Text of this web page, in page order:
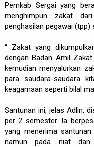
Pemkab Sergai yang
menghimpun zakat
penghasilan pegawai (tpp)
“ Zakat yang
dengan Badan Amil
kemudian menyalurkan
para saudara-saudara
keagamaan seperti bilal
Santunan ini, jelas Adlin,
per 2 semester. Ia
yang menerima
namun pada niat dan